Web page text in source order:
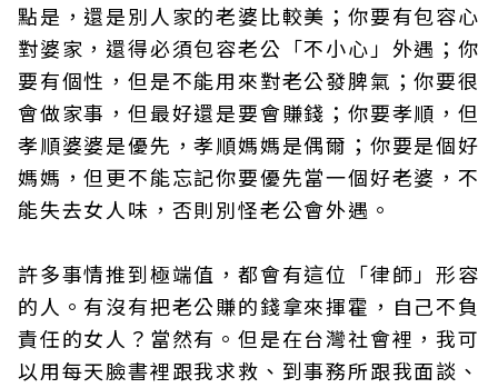
點是，還是別人家的老婆比較美；你要有包容心
對婆家，還得必須包容老公「不小心」外遇；你
要有個性，但是不能用來對老公發脾氣；你要很
會做家事，但最好還是要會賺錢；你要孝順，但
孝順婆婆是優先，孝順媽媽是偶爾；你要是個好
媽媽，但更不能忘記你要優先當一個好老婆，不
能失去女人味，否則別怪老公會外遇。
許多事情推到極端值，都會有這位「律師」形容
的人。有沒有把老公賺的錢拿來揮霍，自己不負
責任的女人？當然有。但是在台灣社會裡，我可
以用每天臉書裡跟我求救、到事務所跟我面談、